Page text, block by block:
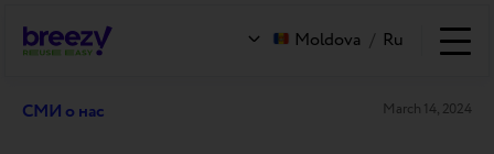
Moldova / Ru
СМИ о нас March 14, 2024